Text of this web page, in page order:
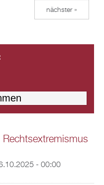
nächster »
- 00:00